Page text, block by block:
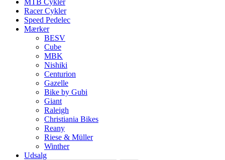
MTB Cykler
Racer Cykler
Speed Pedelec
Mærker
BESV
Cube
MBK
Nishiki
Centurion
Gazelle
Bike by Gubi
Giant
Raleigh
Christiania Bikes
Reany
Riese & Müller
Winther
Udsalg